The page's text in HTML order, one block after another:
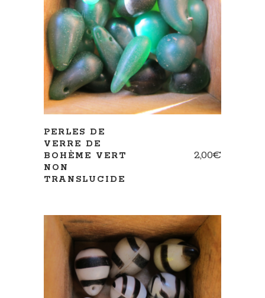
AJOUTER AU PANIER
PERLES DE
VERRE DE
BOHÈME VERT
NON
TRANSLUCIDE
2,00€